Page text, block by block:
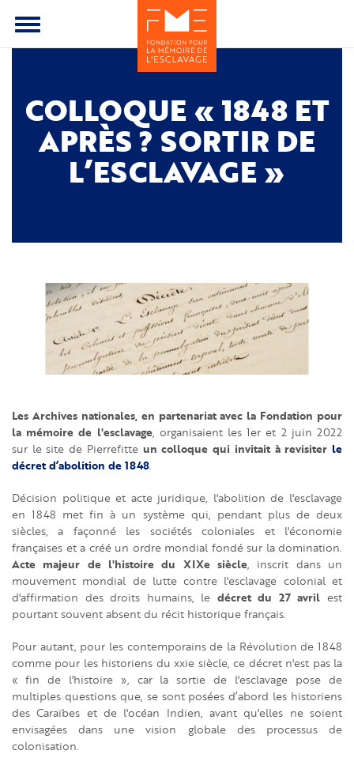
Toggle
menu
COLLOQUE « 1848 ET
APRÈS ? SORTIR DE
L’ESCLAVAGE »
Les Archives nationales, en partenariat avec la Fondation pour
la mémoire de l'esclavage, organisaient les 1er et 2 juin 2022
sur le site de Pierrefitte un colloque qui invitait à revisiter le
décret d’abolition de 1848.
Décision politique et acte juridique, l'abolition de l'esclavage
en 1848 met fin à un système qui, pendant plus de deux
siècles, a façonné les sociétés coloniales et l'économie
françaises et a créé un ordre mondial fondé sur la domination.
Acte majeur de l'histoire du XIXe siècle, inscrit dans un
mouvement mondial de lutte contre l'esclavage colonial et
d'affirmation des droits humains, le décret du 27 avril est
pourtant souvent absent du récit historique français.
Pour autant, pour les contemporains de la Révolution de 1848
comme pour les historiens du xxie siècle, ce décret n'est pas la
« fin de l'histoire », car la sortie de l'esclavage pose de
multiples questions que, se sont posées d’abord les historiens
des Caraïbes et de l'océan Indien, avant qu'elles ne soient
envisagées dans une vision globale des processus de
colonisation.